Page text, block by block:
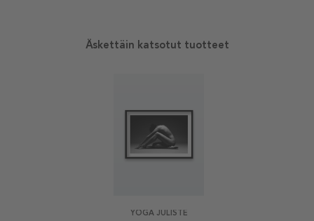
Äskettäin katsotut tuotteet
YOGA JULISTE